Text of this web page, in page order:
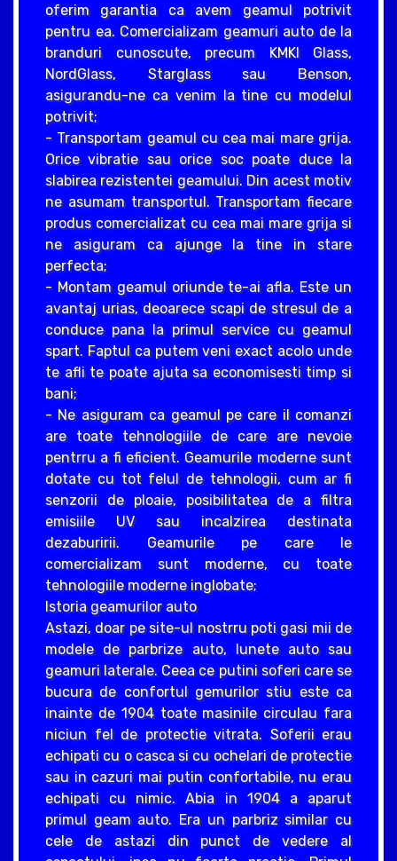
oferim garantia ca avem geamul potrivit
pentru ea. Comercializam geamuri auto de la
branduri cunoscute, precum KMKI Glass,
NordGlass, Starglass sau Benson,
asigurandu-ne ca venim la tine cu modelul
potrivit;
- Transportam geamul cu cea mai mare grija.
Orice vibratie sau orice soc poate duce la
slabirea rezistentei geamului. Din acest motiv
ne asumam transportul. Transportam fiecare
produs comercializat cu cea mai mare grija si
ne asiguram ca ajunge la tine in stare
perfecta;
- Montam geamul oriunde te-ai afla. Este un
avantaj urias, deoarece scapi de stresul de a
conduce pana la primul service cu geamul
spart. Faptul ca putem veni exact acolo unde
te afli te poate ajuta sa economisesti timp si
bani;
- Ne asiguram ca geamul pe care il comanzi
are toate tehnologiile de care are nevoie
pentrru a fi eficient. Geamurile moderne sunt
dotate cu tot felul de tehnologii, cum ar fi
senzorii de ploaie, posibilitatea de a filtra
emisiile UV sau incalzirea destinata
dezaburirii. Geamurile pe care le
comercializam sunt moderne, cu toate
tehnologiile moderne inglobate;
Istoria geamurilor auto
Astazi, doar pe site-ul nostrru poti gasi mii de
modele de parbrize auto, lunete auto sau
geamuri laterale. Ceea ce putini soferi care se
bucura de confortul gemurilor stiu este ca
inainte de 1904 toate masinile circulau fara
niciun fel de protectie vitrata. Soferii erau
echipati cu o casca si cu ochelari de protectie
sau in cazuri mai putin confortabile, nu erau
echipati cu nimic. Abia in 1904 a aparut
primul geam auto. Era un parbriz similar cu
cele de astazi din punct de vedere al